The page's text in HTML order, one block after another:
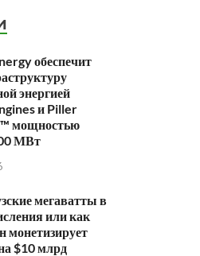
обеспечит
энергией
и Piller
мощностью
МВт
мегаватты в
или как
монетизирует
$10 млрд